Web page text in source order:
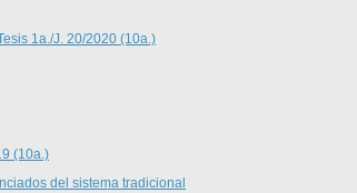
1a./J. 20/2020 (10a.)
(10a.)
del sistema tradicional